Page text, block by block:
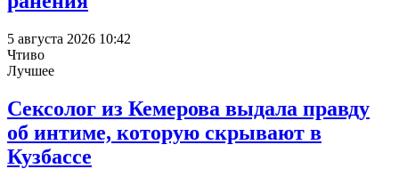
5 августа 2026 10:42
Чтиво
Лучшее
Сексолог из Кемерова выдала правду
об интиме, которую скрывают в
Кузбассе